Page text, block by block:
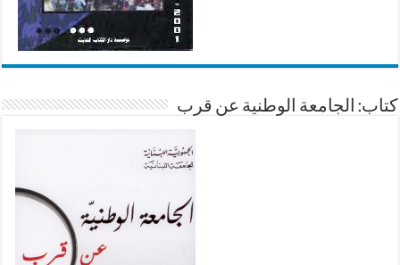
كتاب: الجامعة الوطنية عن قرب